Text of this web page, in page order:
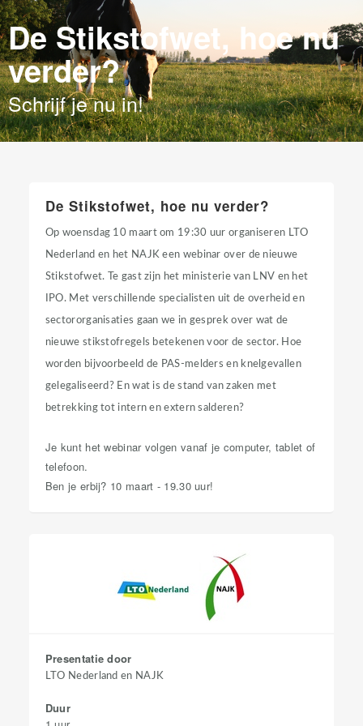
De Stikstofwet, hoe nu
verder?
Schrijf je nu in!
De Stikstofwet, hoe nu verder?
Op woensdag 10 maart om 19:30 uur organiseren LTO
Nederland en het NAJK een webinar over de nieuwe
Stikstofwet. Te gast zijn het ministerie van LNV en het
IPO. Met verschillende specialisten uit de overheid en
sectororganisaties gaan we in gesprek over wat de
nieuwe stikstofregels betekenen voor de sector. Hoe
worden bijvoorbeeld de PAS-melders en knelgevallen
gelegaliseerd? En wat is de stand van zaken met
betrekking tot intern en extern salderen?
Je kunt het webinar volgen vanaf je computer, tablet of
telefoon.
Ben je erbij? 10 maart - 19.30 uur!
Presentatie door
LTO Nederland en NAJK
Duur